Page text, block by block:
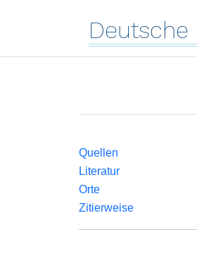
Deutsche
Quellen
Literatur
Orte
Zitierweise